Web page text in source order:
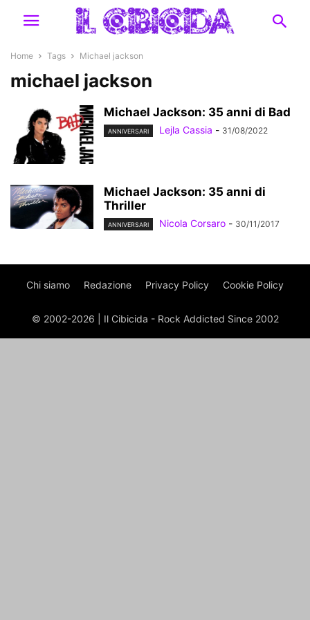
Home Tags Michael jackson
michael jackson
Michael Jackson: 35 anni di Bad
ANNIVERSARI Lejla Cassia - 31/08/2022
Michael Jackson: 35 anni di
Thriller
ANNIVERSARI Nicola Corsaro - 30/11/2017
Chi siamo Redazione Privacy Policy Cookie Policy
© 2002-2026 | Il Cibicida - Rock Addicted Since 2002